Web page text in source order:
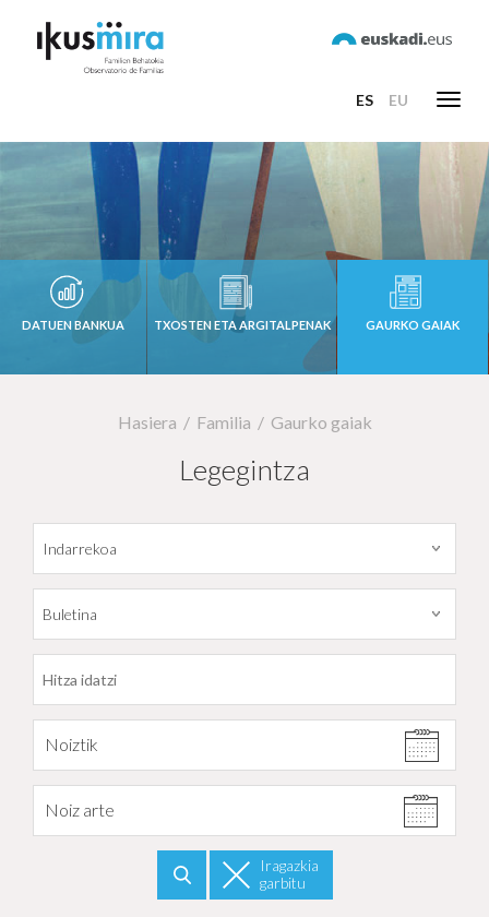
ES EU
DATUEN BANKUA TXOSTEN ETA ARGITALPENAK GAURKO GAIAK
Hasiera Familia Gaurko gaiak
Legegintza
Datarekiko filtratu
Noiztik
Noiz arte
Iragazkia
garbitu